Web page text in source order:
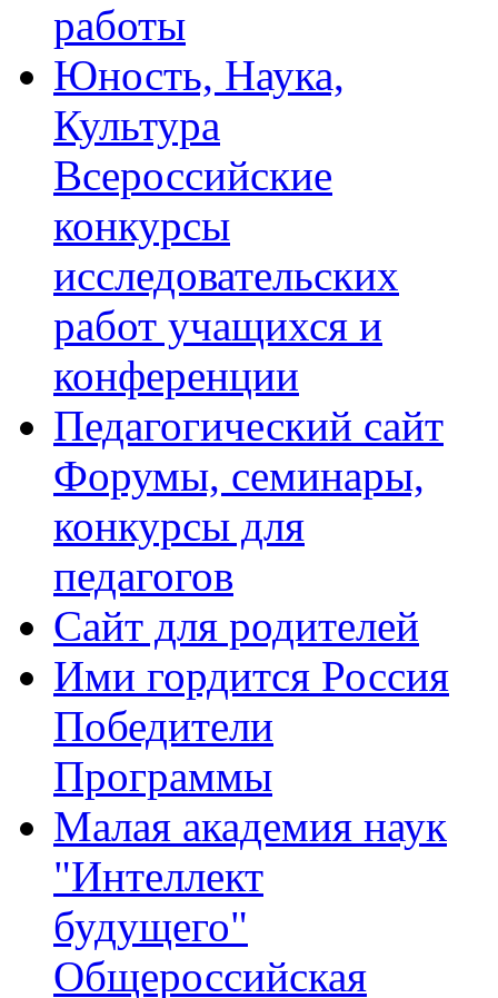
работы
Юность, Наука,
Культура
Всероссийские
конкурсы
исследовательских
работ учащихся и
конференции
Педагогический сайт
Форумы, семинары,
конкурсы для
педагогов
Сайт для родителей
Ими гордится Россия
Победители
Программы
Малая академия наук
"Интеллект
будущего"
Общероссийская